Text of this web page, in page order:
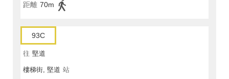
距離 70m
93C
往 堅道
樓梯街, 堅道 站